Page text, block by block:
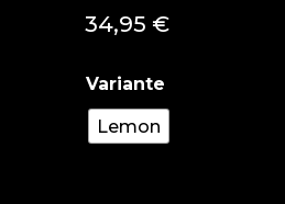
34,95 €
Lemon